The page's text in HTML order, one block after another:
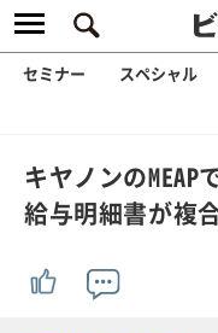
セミナー スペシャル
キヤノンの
給与明細書が複